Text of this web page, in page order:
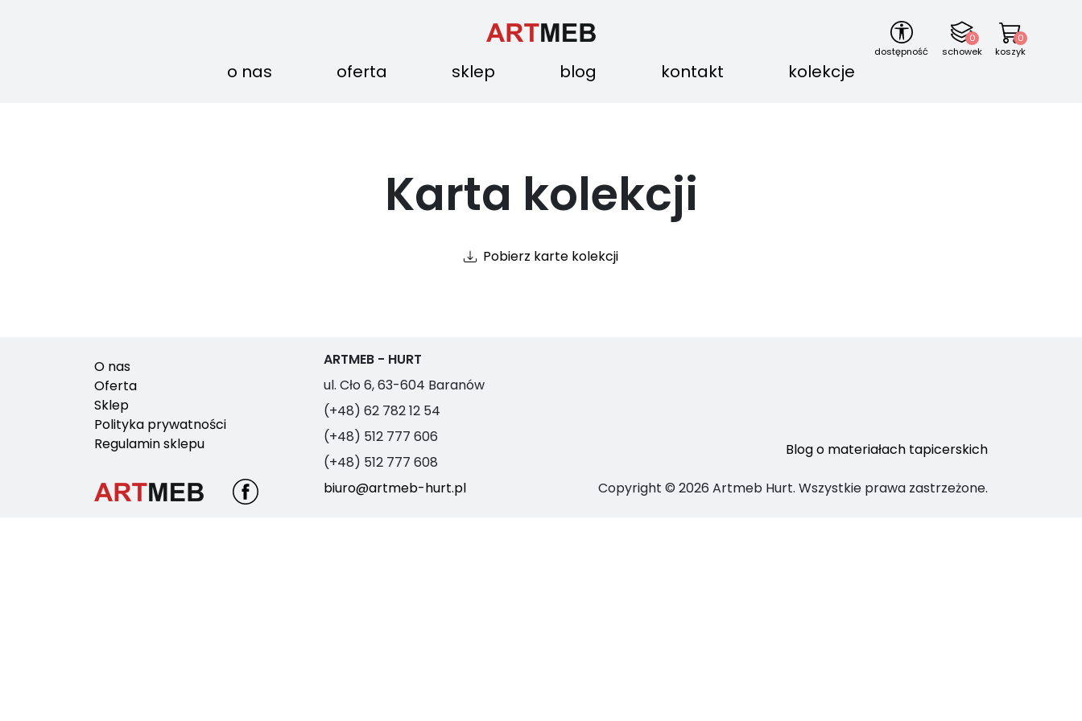
dostępność
0
schowek
0
koszyk
o nas oferta sklep blog kontakt kolekcje
Karta kolekcji
Pobierz karte kolekcji
O nas
Oferta
Sklep
Polityka prywatności
Regulamin sklepu
ARTMEB - HURT
ul. Cło 6, 63-604 Baranów
(+48) 62 782 12 54
(+48) 512 777 606
(+48) 512 777 608
biuro@artmeb-hurt.pl
Blog o materiałach tapicerskich
Copyright © 2026 Artmeb Hurt. Wszystkie prawa zastrzeżone.